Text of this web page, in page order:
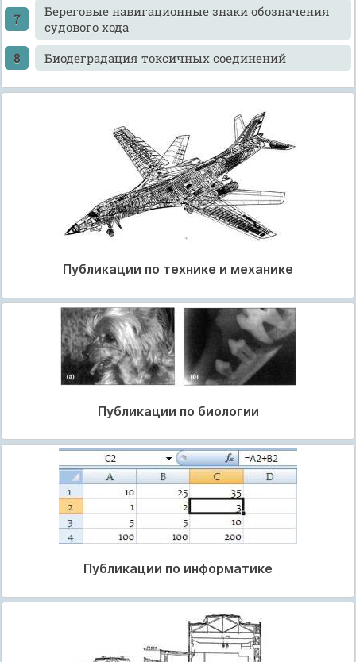
Береговые навигационные знаки обозначения
судового хода
Биодеградация токсичных соединений
Публикации по технике и механике
Публикации по биологии
Публикации по информатике